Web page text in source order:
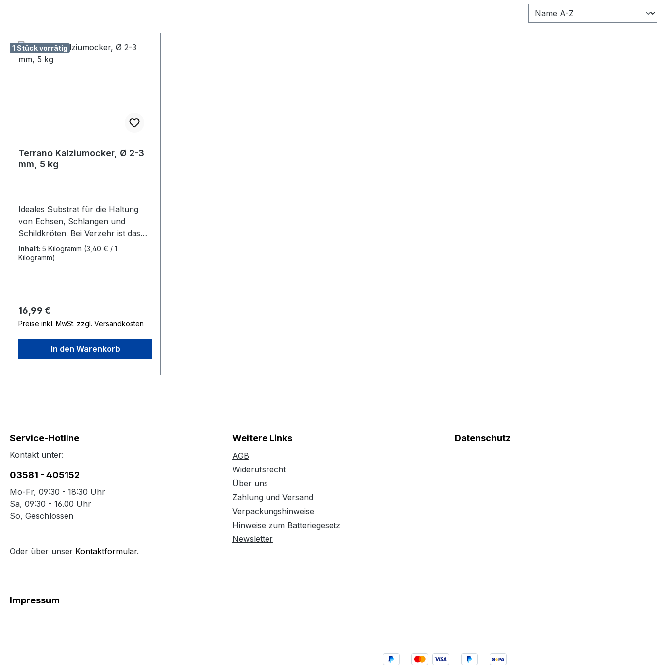
1 Stück vorrätig
Terrano Kalziumocker, Ø 2-3
mm, 5 kg
Ideales Substrat für die Haltung
von Echsen, Schlangen und
Schildkröten. Bei Verzehr ist das
Produkt nicht nur unbedenklich,
sondern fördert zudem den
sp..
Inhalt: 5 Kilogramm (3,40 € / 1
Kilogramm)
Regulärer Preis:
16,99 €
Preise inkl. MwSt. zzgl. Versandkosten
In den Warenkorb
Service-Hotline
Kontakt unter:
03581 - 405152
Mo-Fr, 09:30 - 18:30 Uhr
Sa, 09:30 - 16.00 Uhr
So, Geschlossen
Oder über unser Kontaktformular.
Weitere Links
AGB
Widerufsrecht
Über uns
Zahlung und Versand
Verpackungshinweise
Hinweise zum Batteriegesetz
Newsletter
Datenschutz
Impressum